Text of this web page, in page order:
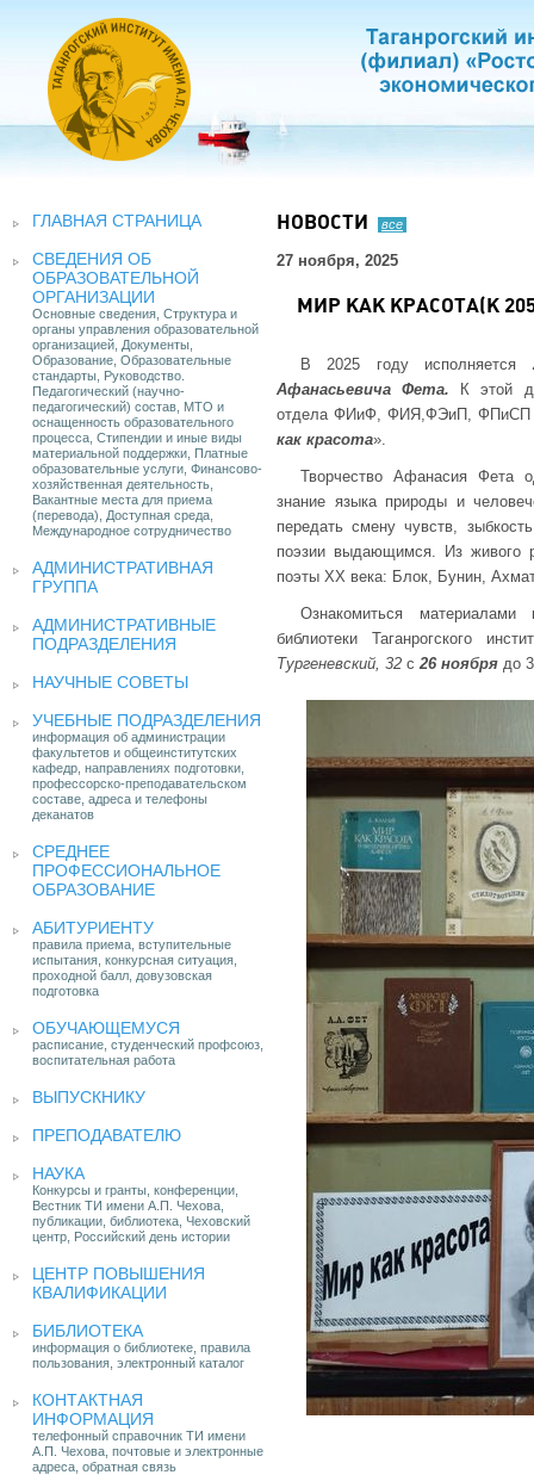
ГЛАВНАЯ СТРАНИЦА
СВЕДЕНИЯ ОБ
ОБРАЗОВАТЕЛЬНОЙ
ОРГАНИЗАЦИИ
Основные сведения, Структура и
органы управления образовательной
организацией, Документы,
Образование, Образовательные
стандарты, Руководство.
Педагогический (научно-
педагогический) состав, МТО и
оснащенность образовательного
процесса, Стипендии и иные виды
материальной поддержки, Платные
образовательные услуги, Финансово-
хозяйственная деятельность,
Вакантные места для приема
(перевода), Доступная среда,
Международное сотрудничество
АДМИНИСТРАТИВНАЯ
ГРУППА
АДМИНИСТРАТИВНЫЕ
ПОДРАЗДЕЛЕНИЯ
НАУЧНЫЕ СОВЕТЫ
УЧЕБНЫЕ ПОДРАЗДЕЛЕНИЯ
информация об администрации
факультетов и общеинститутских
кафедр, направлениях подготовки,
профессорско-преподавательском
составе, адреса и телефоны
деканатов
СРЕДНЕЕ
ПРОФЕССИОНАЛЬНОЕ
ОБРАЗОВАНИЕ
АБИТУРИЕНТУ
правила приема, вступительные
испытания, конкурсная ситуация,
проходной балл, довузовская
подготовка
ОБУЧАЮЩЕМУСЯ
расписание, студенческий профсоюз,
воспитательная работа
ВЫПУСКНИКУ
ПРЕПОДАВАТЕЛЮ
НАУКА
Конкурсы и гранты, конференции,
Вестник ТИ имени А.П. Чехова,
публикации, библиотека, Чеховский
центр, Российский день истории
ЦЕНТР ПОВЫШЕНИЯ
КВАЛИФИКАЦИИ
БИБЛИОТЕКА
информация о библиотеке, правила
пользования, электронный каталог
КОНТАКТНАЯ
ИНФОРМАЦИЯ
телефонный справочник ТИ имени
А.П. Чехова, почтовые и электронные
адреса, обратная связь
НОВОСТИ все
27 ноября, 2025
МИР КАК КРАСОТА(К
В 2025 году исполняется
Афанасьевича Фета. К этой
отдела ФИиФ, ФИЯ,ФЭиП, ФПиСП
как красота».
Творчество Афанасия Фета
знание языка природы и
передать смену чувств,
поэзии выдающимся. Из живого
поэты ХХ века: Блок, Бунин,
Ознакомиться
библиотеки Таганрогского
Тургеневский, 32 с 26 ноября до 3